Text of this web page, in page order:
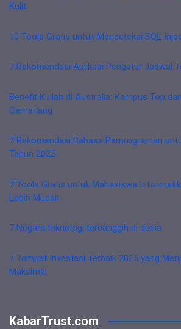
Kulit
10 Tools Gratis untuk Mendeteksi SQL
7 Rekomendasi Aplikasi Pengatur Jadwal
Benefit Kuliah di Australia: Kampus Top
Cemerlang
7 Rekomendasi Bahasa Pemrograman
Tahun 2025
7 Tools Gratis untuk Mahasiswa
Lebih Mudah
7 Negara teknologi tercanggih di dunia
7 Tempat Investasi Terbaik 2025 yang
Maksimal
KabarTrust.com